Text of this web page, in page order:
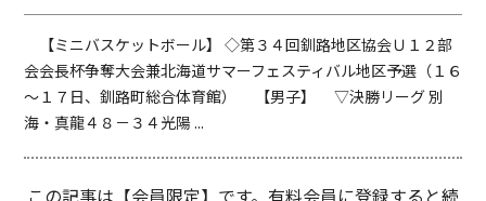
【ミニバスケットボール】 ◇第３４回釧路地区協会Ｕ１２部
会会長杯争奪大会兼北海道サマーフェスティバル地区予選（１６
～１７日、釧路町総合体育館） 【男子】 ▽決勝リーグ 別
海・真龍４８－３４光陽 ...
この記事は【会員限定】です。有料会員に登録すると続